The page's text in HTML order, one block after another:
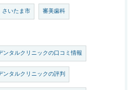
さいたま市 審美歯科
ンタルクリニックの口コミ情報
ンタルクリニックの評判